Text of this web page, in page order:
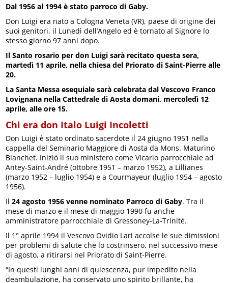
Dal 1956 al 1994 è stato parroco di Gaby.
Don Luigi era nato a Cologna Veneta (VR), paese di origine dei
suoi genitori, il Lunedì dell’Angelo ed è tornato al Signore lo
stesso giorno 97 anni dopo.
Il Santo rosario per don Luigi sarà recitato questa sera,
martedì 11 aprile, nella chiesa del Priorato di Saint-Pierre alle
20.
La Santa Messa esequiale sarà celebrata dal Vescovo Franco
Lovignana nella Cattedrale di Aosta domani, mercoledì 12
aprile, alle ore 15.
Chi era don Italo Luigi Incoletti
Don Luigi è stato ordinato sacerdote il 24 giugno 1951 nella
cappella del Seminario Maggiore di Aosta da Mons. Maturino
Blanchet. Iniziò il suo ministero come Vicario parrocchiale ad
Antey-Saint-André (ottobre 1951 – marzo 1952), a Lillianes
(marzo 1952 – luglio 1954) e a Courmayeur (luglio 1954 – agosto
1956).
Il 24 agosto 1956 venne nominato Parroco di Gaby. Tra il
mese di marzo e il mese di maggio 1990 fu anche
amministratore parrocchiale di Gressoney-La-Trinité.
Il 1° aprile 1994 il Vescovo Ovidio Lari accolse le sue dimissioni
per problemi di salute che lo costrinsero, nel successivo mese
di agosto, a ritirarsi nel Priorato di Saint-Pierre.
“In questi lunghi anni di quiescenza, pur impedito nella
deambulazione, ha conservato uno spirito brillante, ha